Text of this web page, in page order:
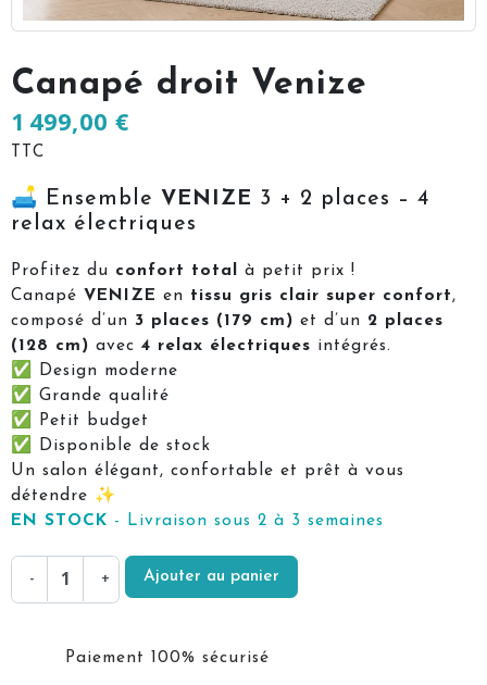
Canapé droit Venize
1 499,00 €
TTC
🛋️ Ensemble VENIZE 3 + 2 places – 4
relax électriques
Profitez du confort total
à petit prix !
Canapé VENIZE en tissu gris clair super confort,
composé d’un 3 places (179 cm) et d’un 2 places
(128 cm) avec 4 relax électriques intégrés.
✅ Design moderne
✅ Grande qualité
✅ Petit budget
✅ Disponible de stock
Un salon élégant, confortable et prêt à vous
détendre ✨
EN STOCK - Livraison sous 2 à 3 semaines
- + Ajouter au panier
Paiement 100% sécurisé